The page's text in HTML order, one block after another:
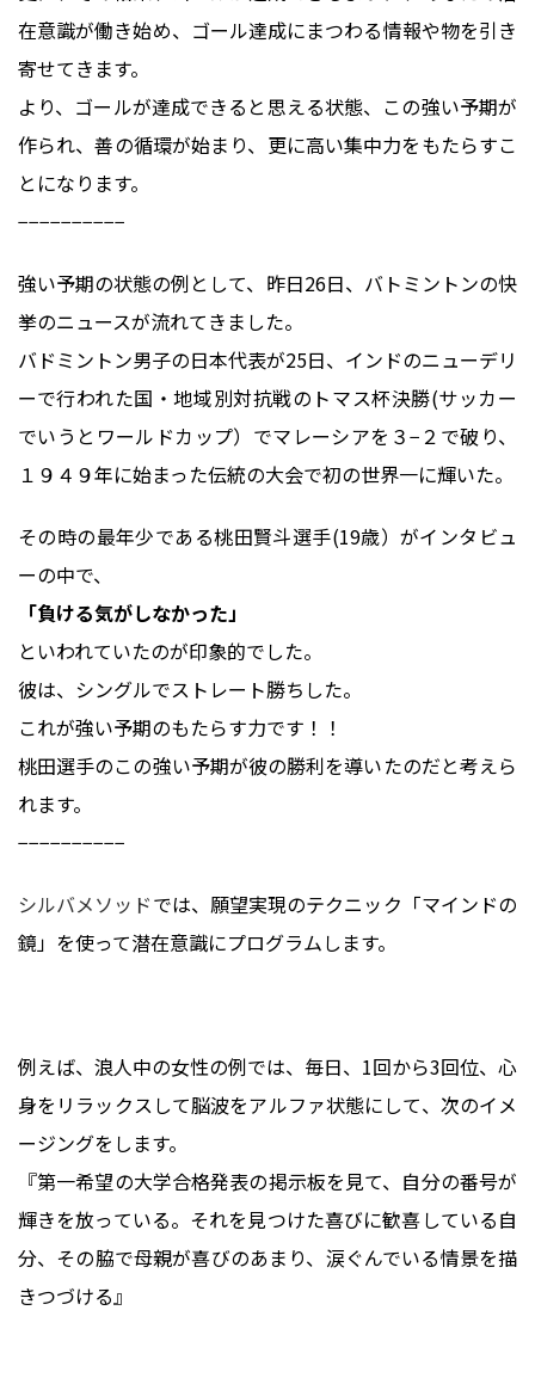
在意識が働き始め、ゴール達成にまつわる情報や物を引き
寄せてきます。
より、ゴールが達成できると思える状態、この強い予期が
作られ、善の循環が始まり、更に高い集中力をもたらすこ
とになります。
−−−−−−−−−−
強い予期の状態の例として、昨日26日、バトミントンの快
挙のニュースが流れてきました。
バドミントン男子の日本代表が25日、インドのニューデリ
ーで行われた国・地域別対抗戦のトマス杯決勝(サッカー
でいうとワールドカップ）でマレーシアを３−２で破り、
１９４９年に始まった伝統の大会で初の世界一に輝いた。
その時の最年少である桃田賢斗選手(19歳）がインタビュ
ーの中で、
「負ける気がしなかった」
といわれていたのが印象的でした。
彼は、シングルでストレート勝ちした。
これが強い予期のもたらす力です！！
桃田選手のこの強い予期が彼の勝利を導いたのだと考えら
れます。
−−−−−−−−−−
シルバメソッドでは、願望実現のテクニック「マインドの
鏡」を使って潜在意識にプログラムします。
例えば、浪人中の女性の例では、毎日、1回から3回位、心
身をリラックスして脳波をアルファ状態にして、次のイメ
ージングをします。
『第一希望の大学合格発表の掲示板を見て、自分の番号が
輝きを放っている。それを見つけた喜びに歓喜している自
分、その脇で母親が喜びのあまり、涙ぐんでいる情景を描
きつづける』